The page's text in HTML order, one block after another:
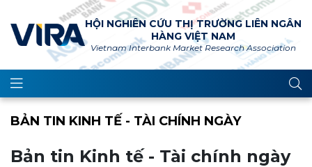
HỘI NGHIÊN CỨU THỊ TRƯỜNG LIÊN NGÂN
HÀNG VIỆT NAM
Vietnam Interbank Market Research Association
BẢN TIN KINH TẾ - TÀI CHÍNH NGÀY
Bản tin Kinh tế - Tài chính ngày